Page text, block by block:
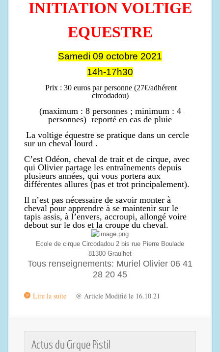
INITIATION VOLTIGE
EQUESTRE
Samedi 09 octobre 2021
14h-17h30
Prix : 30 euros par personne (27€/adhérent
circodadou)
(maximum : 8 personnes ; minimum : 4
personnes) reporté en cas de pluie
La voltige équestre se pratique dans un cercle
sur un cheval lourd .
C’est Odéon, cheval de trait et de cirque, avec
qui Olivier partage les entraînements depuis
plusieurs années, qui vous portera aux
différentes allures (pas et trot principalement).
Il n’est pas nécessaire de savoir monter à
cheval pour apprendre à se maintenir sur le
tapis assis, à l’envers, accroupi, allongé voire
debout sur le dos et la croupe du cheval.
Ecole de cirque Circodadou 2 bis rue Pierre Boulade
81300 Graulhet
Tous renseignements: Muriel Olivier 06 41
28 20 45
Lire la suite @ Article Modifié le 16.10.21
Actus du Cirque Pistil